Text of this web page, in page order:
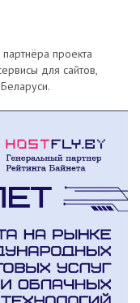
партнёра проекта
для сайтов,